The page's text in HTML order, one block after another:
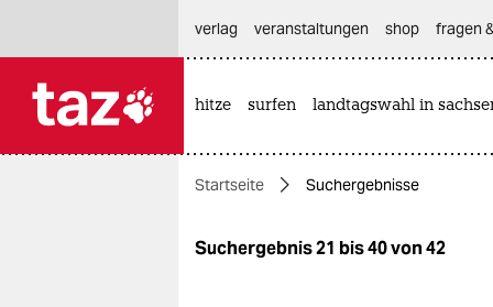
themen
politik
verlag
veranstaltungen shop fragen
hitze surfen landtagswahl in
Startseite Suchergebnisse
Suchergebnis 21 bis 40 von 42